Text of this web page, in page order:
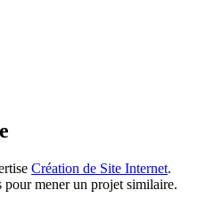
Création de Site Internet.
pour mener un projet similaire.